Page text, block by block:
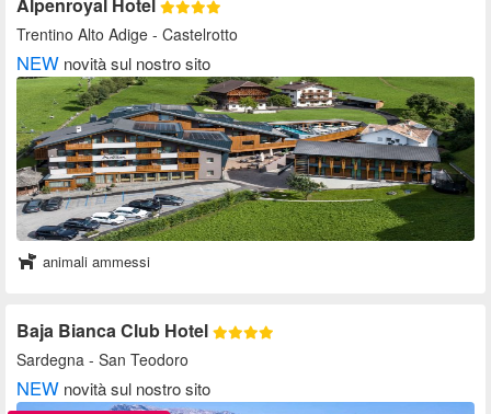
Trentino Alto Adige - Castelrotto
NEW novità sul nostro sito
animali ammessi
Baja Bianca Club Hotel
Sardegna - San Teodoro
NEW novità sul nostro sito